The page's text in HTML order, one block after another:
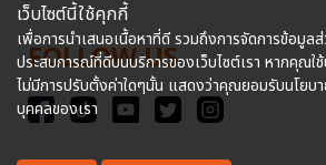
FOLLOW US
เว็บไซต์นี้ใช้คุกกี้
เพื่อการนำเสนอเนื้อหาที่ดี รวมถึงการจัดการข้อมู
ประสบการณ์ที่ดีบนบริการของเว็บไซต์เรา หากคุณใ
ไม่มีการปรับตั้งค่าใดๆนั้น แสดงว่าคุณยอมรับนโยบ
บุคคลของเรา